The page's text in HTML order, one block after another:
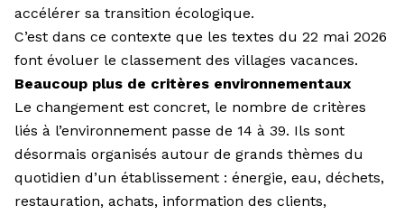
accélérer sa transition écologique.
C’est dans ce contexte que les textes du 22 mai 2026
font évoluer le classement des villages vacances.
Beaucoup plus de critères environnementaux
Le changement est concret, le nombre de critères
liés à l’environnement passe de 14 à 39. Ils sont
désormais organisés autour de grands thèmes du
quotidien d’un établissement : énergie, eau, déchets,
restauration, achats, information des clients,